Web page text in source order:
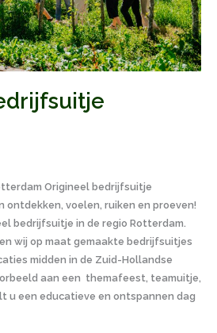
Origineel bedrijfsuitje
ontdekken, voelen, ruiken en proeven!
bedrijfsuitje in de regio Rotterdam.
wij op maat gemaakte bedrijfsuitjes
midden in de Zuid-Hollandse
aan een themafeest, teamuitje,
u een educatieve en ontspannen dag